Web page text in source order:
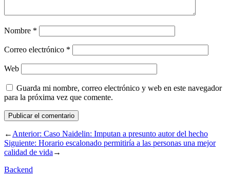
Nombre *
Correo electrónico *
Web
Guarda mi nombre, correo electrónico y web en este navegador
para la próxima vez que comente.
←Anterior: Caso Naidelin: Imputan a presunto autor del hecho
Siguiente: Horario escalonado permitiría a las personas una mejor
calidad de vida→
Backend